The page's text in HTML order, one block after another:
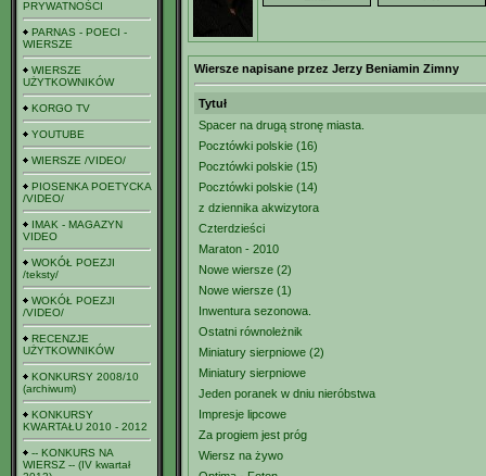
PRYWATNOŚCI
PARNAS - POECI -
WIERSZE
WIERSZE
UŻYTKOWNIKÓW
KORGO TV
YOUTUBE
WIERSZE /VIDEO/
PIOSENKA POETYCKA
/VIDEO/
IMAK - MAGAZYN
VIDEO
WOKÓŁ POEZJI
/teksty/
WOKÓŁ POEZJI
/VIDEO/
RECENZJE
UŻYTKOWNIKÓW
KONKURSY 2008/10
(archiwum)
KONKURSY
KWARTAŁU 2010 - 2012
-- KONKURS NA
WIERSZ -- (IV kwartał
Wiersze napisane przez Jerzy Beniamin Zimny
Tytuł
Spacer na drugą stronę miasta.
Pocztówki polskie (16)
Pocztówki polskie (15)
Pocztówki polskie (14)
z dziennika akwizytora
Czterdzieści
Maraton - 2010
Nowe wiersze (2)
Nowe wiersze (1)
Inwentura sezonowa.
Ostatni równoleżnik
Miniatury sierpniowe (2)
Miniatury sierpniowe
Jeden poranek w dniu nieróbstwa
Impresje lipcowe
Za progiem jest próg
Wiersz na żywo